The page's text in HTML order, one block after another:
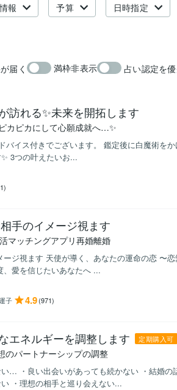
報 予算 日時指定
届く 満枠非表示 占い認定を
訪れる✨未来を開拓します
カピカにして心願成就へ…✨
バイス付きでございます。 鑑定後に白魔術を
3つの叶えたいお...
手のイメージ視ます
マッチングアプリ再婚離婚
ジ視ます 天使が導く、あなたの運命の恋 〜
愛を信じたいあなたへ ...
子 4.9(971)
エネルギーを調整します 定期購入可
のパートナーシップの調整
… ・良い出会いがあっても続かない ・結婚の
・理想の相手と巡り会えない...